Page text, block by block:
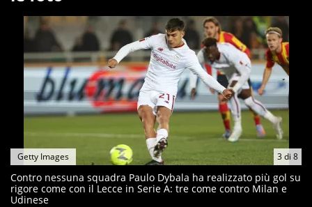
3di 8
Getty Images
Contro nessuna squadra Paulo Dybala ha realizzato più gol su
rigore come con il Lecce in Serie A: tre come contro Milan e
Udinese